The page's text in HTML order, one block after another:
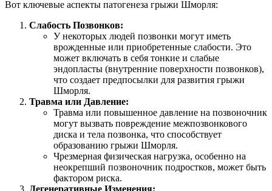
Вот ключевые аспекты патогенеза грыжи Шморля:
Слабость Позвонков:
У некоторых людей позвонки могут иметь
врожденные или приобретенные слабости. Это
может включать в себя тонкие и слабые
эндопласты (внутренние поверхности позвонков),
что создает предпосылки для развития грыжи
Шморля.
Травма или Давление:
Травма или повышенное давление на позвоночник
могут вызвать повреждение межпозвонкового
диска и тела позвонка, что способствует
образованию грыжи Шморля.
Чрезмерная физическая нагрузка, особенно на
неокрепший позвоночник подростков, может быть
фактором риска.